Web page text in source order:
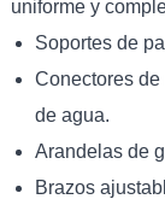
uniforme y
Soportes de
Conectores
de agua.
Arandelas de
Brazos